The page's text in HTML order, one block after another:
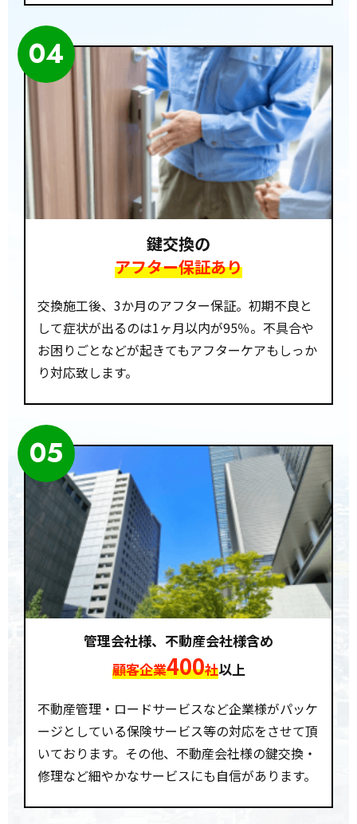
04
鍵交換の
アフター保証あり
交換施工後、3か月のアフター保証。初期不良と
して症状が出るのは1ヶ月以内が95％。不具合や
お困りごとなどが起きてもアフターケアもしっか
り対応致します。
05
管理会社様、不動産会社様含め
顧客企業400社以上
不動産管理・ロードサービスなど企業様がパッケ
ージとしている保険サービス等の対応をさせて頂
いております。その他、不動産会社様の鍵交換・
修理など細やかなサービスにも自信があります。